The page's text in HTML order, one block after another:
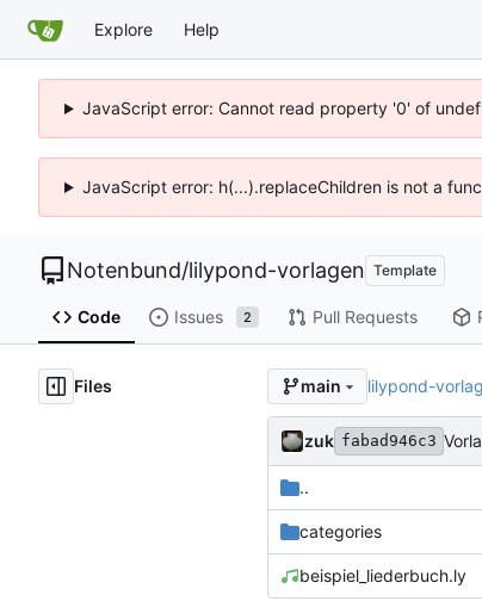
Explore Help
JavaScript error: Cannot read property '0' of
JavaScript error: h(...).replaceChildren is not a
Notenbund/lilypond-vorlagen Template
Code Issues 2 Pull Requests
Files main lilypond-
zuk fabad946c3
..
categories
beispiel_liederbuch.ly